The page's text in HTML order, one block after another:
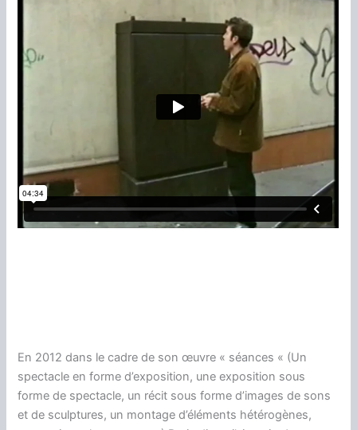
En 2012 dans le cadre de son œuvre « séances « (Un
spectacle en forme d’exposition, une exposition sous
forme de spectacle, un récit sous forme d’images de sons
et de sculptures, un montage d’éléments hétérogènes,